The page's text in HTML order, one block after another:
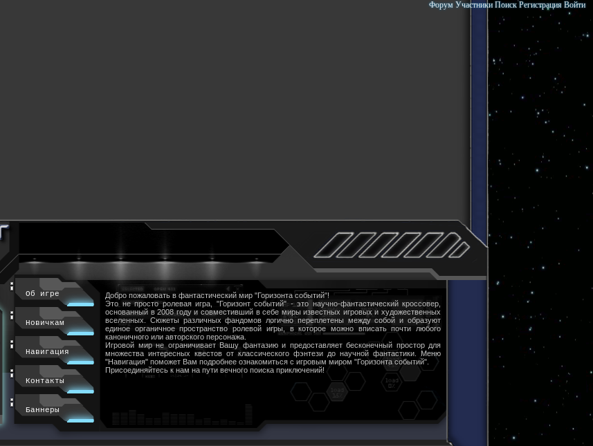
Форум Участники Поиск Регистрация Войти
Об игре
Новичкам
Навигация
Контакты
Баннеры
Добро пожаловать в фантастический мир "Горизонта событий"!
Это не просто ролевая игра, "Горизонт событий" - это научно-фантастический кроссовер,
основанный в 2008 году и совместивший в себе миры известных игровых и художественных
вселенных. Сюжеты различных фандомов логично переплетены между собой и образуют
единое органичное пространство ролевой игры, в которое можно вписать почти любого
каноничного или авторского персонажа.
Игровой мир не ограничивает Вашу фантазию и предоставляет бесконечный простор для
множества интересных квестов от классического фэнтези до научной фантастики. Меню
"Навигация" поможет Вам подробнее ознакомиться с игровым миром "Горизонта событий".
Присоединяйтесь к нам на пути вечного поиска приключений!